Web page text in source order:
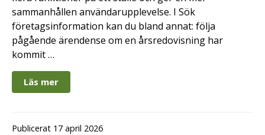
sammanhållen användarupplevelse. I Sök
företagsinformation kan du bland annat: följa
pågående ärendense om en årsredovisning har
kommit …
Läs mer
Publicerat 17 april 2026